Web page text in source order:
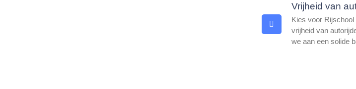
Vrijheid van
Kies voor
vrijheid van
we aan een solide